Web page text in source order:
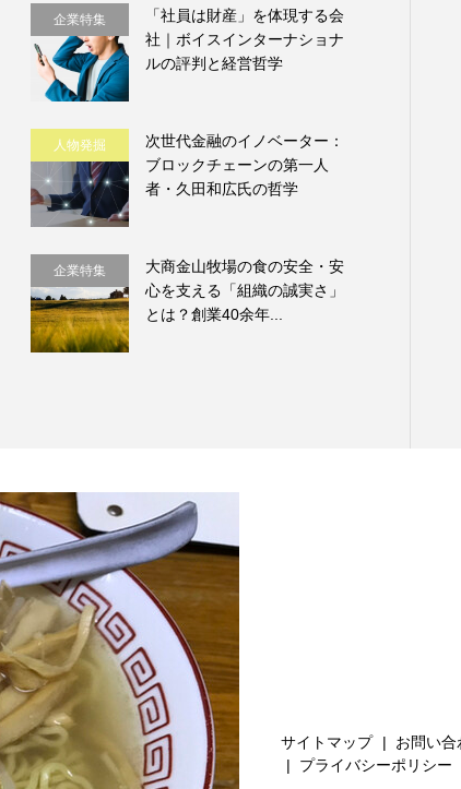
企業特集
「社員は財産」を体現する会
社｜ボイスインターナショナ
ルの評判と経営哲学
人物発掘
次世代金融のイノベーター：
ブロックチェーンの第一人
者・久田和広氏の哲学
企業特集
大商金山牧場の食の安全・安
心を支える「組織の誠実さ」
とは？創業40余年...
サイトマップ お問い合
プライバシーポリシー